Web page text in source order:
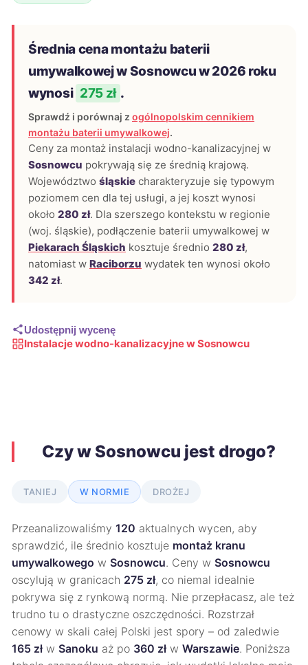
Średnia cena montażu baterii
umywalkowej w Sosnowcu w 2026 roku
wynosi 275 zł .
Sprawdź i porównaj z ogólnopolskim cennikiem
montażu baterii umywalkowej.
Ceny za montaż instalacji wodno-kanalizacyjnej w
Sosnowcu pokrywają się ze średnią krajową.
Województwo śląskie charakteryzuje się typowym
poziomem cen dla tej usługi, a jej koszt wynosi
około 280 zł. Dla szerszego kontekstu w regionie
(woj. śląskie), podłączenie baterii umywalkowej w
Piekarach Śląskich kosztuje średnio 280 zł,
natomiast w Raciborzu wydatek ten wynosi około
342 zł.
Udostępnij wycenę
Instalacje wodno-kanalizacyjne w Sosnowcu
Czy w Sosnowcu jest drogo?
TANIEJ W NORMIE DROŻEJ
Przeanalizowaliśmy 120 aktualnych wycen, aby
sprawdzić, ile średnio kosztuje montaż kranu
umywalkowego w Sosnowcu. Ceny w Sosnowcu
oscylują w granicach 275 zł, co niemal idealnie
pokrywa się z rynkową normą. Nie przepłacasz, ale też
trudno tu o drastyczne oszczędności. Rozstrzał
cenowy w skali całej Polski jest spory – od zaledwie
165 złw Sanoku aż po 360 złw Warszawie. Poniższa